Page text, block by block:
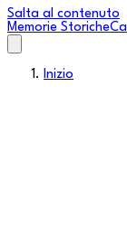
Salta al contenuto
Memorie Storiche
Inizio